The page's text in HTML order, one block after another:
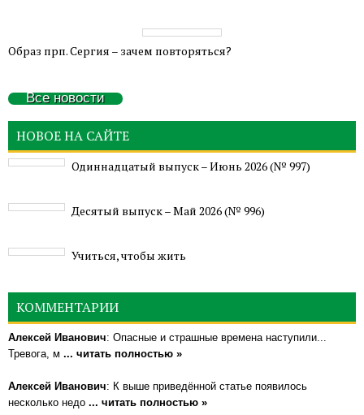
Образ прп. Сергия – зачем повторяться?
Все новости
НОВОЕ НА САЙТЕ
Одиннадцатый выпуск – Июнь 2026 (№ 997)
Деcятый выпуск – Май 2026 (№ 996)
Учиться, чтобы жить
КОММЕНТАРИИ
Алексей Иванович: Опасные и страшные времена наступили...
Тревога, м ... читать полностью »
Алексей Иванович: К выше приведённой статье появилось
несколько недо ... читать полностью »